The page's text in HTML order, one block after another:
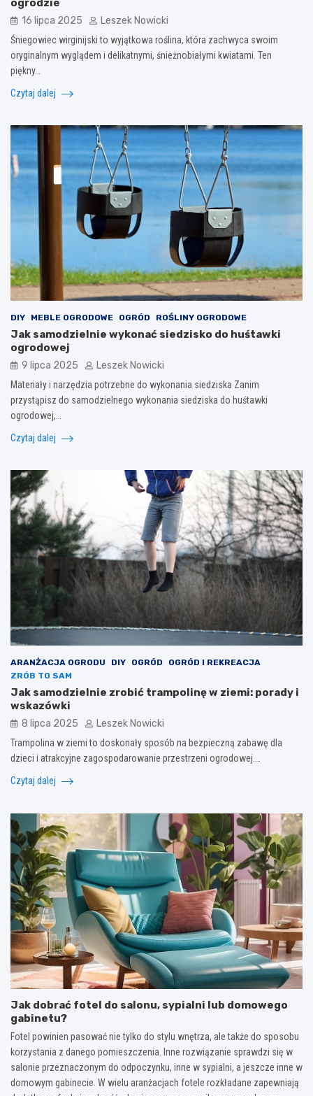
ogrodzie
16 lipca 2025 Leszek Nowicki
Śniegowiec wirginijski to wyjątkowa roślina, która zachwyca swoim
oryginalnym wyglądem i delikatnymi, śnieżnobiałymi kwiatami. Ten
piękny…
Czytaj dalej
DIY MEBLE OGRODOWE OGRÓD ROŚLINY OGRODOWE
Jak samodzielnie wykonać siedzisko do huśtawki
ogrodowej
9 lipca 2025 Leszek Nowicki
Materiały i narzędzia potrzebne do wykonania siedziska Zanim
przystąpisz do samodzielnego wykonania siedziska do huśtawki
ogrodowej,…
Czytaj dalej
ARANŻACJA OGRODU DIY OGRÓD
OGRÓD I REKREACJA
ZRÓB TO SAM
Jak samodzielnie zrobić trampolinę w ziemi: porady i
wskazówki
8 lipca 2025 Leszek Nowicki
Trampolina w ziemi to doskonały sposób na bezpieczną zabawę dla
dzieci i atrakcyjne zagospodarowanie przestrzeni ogrodowej.…
Czytaj dalej
Jak dobrać fotel do salonu, sypialni lub domowego
gabinetu?
Fotel powinien pasować nie tylko do stylu wnętrza, ale także do sposobu
korzystania z danego pomieszczenia. Inne rozwiązanie sprawdzi się w
salonie przeznaczonym do odpoczynku, inne w sypialni, a jeszcze inne w
domowym gabinecie. W wielu aranżacjach fotele rozkładane zapewniają